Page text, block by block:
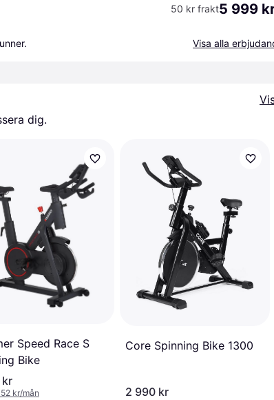
50 kr frakt5 999
Visa alla
dig.
Speed ​​Race S
Bike
kr
kr/mån
Core Spinning Bike 1300
2 990 kr